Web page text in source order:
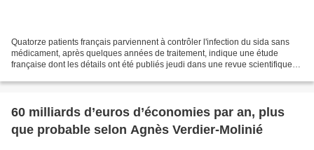
Quatorze patients français parviennent à contrôler l'infection du sida sans
médicament, après quelques années de traitement, indique une étude
française dont les détails ont été publiés jeudi dans une revue scientifique
60 milliards d’euros d’économies par an, plus
que probable selon Agnès Verdier-Molinié